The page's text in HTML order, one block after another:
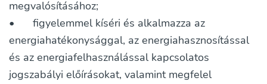
megvalósításához;
•
figyelemmel kíséri és alkalmazza az
energiahatékonysággal, az energiahasznosítással
és az energiafelhasználással kapcsolatos
jogszabályi előírásokat, valamint megfelel